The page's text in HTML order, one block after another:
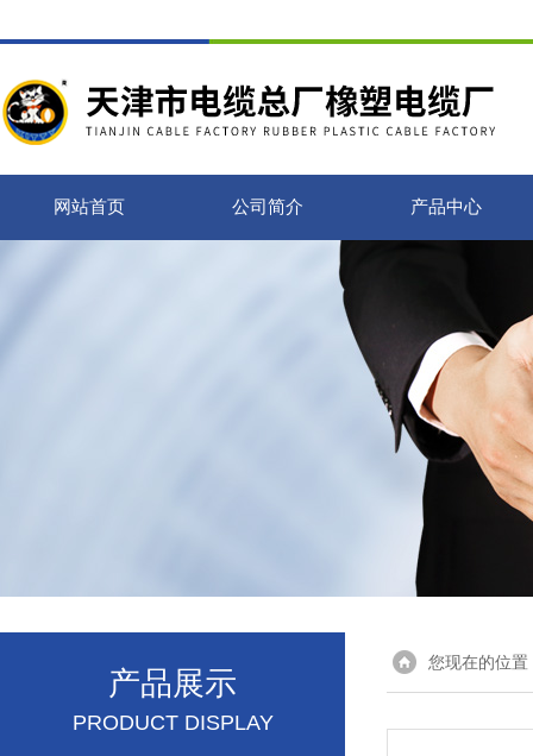
网站首页 公司简介 产品中心
产品展示
PRODUCT DISPLAY
您现在的位置